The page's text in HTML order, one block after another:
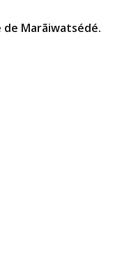
de Marãiwatsédé.